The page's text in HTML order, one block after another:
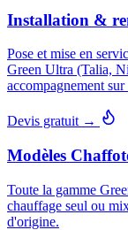
Installation &
Pose et mise en
Green Ultra (Talia,
accompagnement
Devis gratuit →
Modèles
Toute la gamme
chauffage seul ou
d'origine.